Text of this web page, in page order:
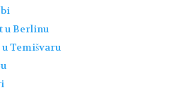
u Berlinu
Temišvaru